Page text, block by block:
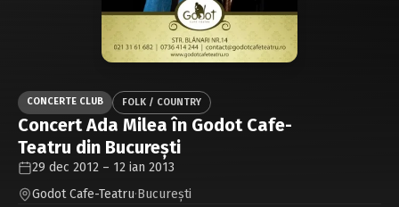
Caută în site...
CONCERTE CLUB FOLK / COUNTRY
Concert Ada Milea în Godot Cafe-
Teatru din Bucureşti
29 dec 2012 – 12 ian 2013
Godot Cafe-Teatru·Bucureşti